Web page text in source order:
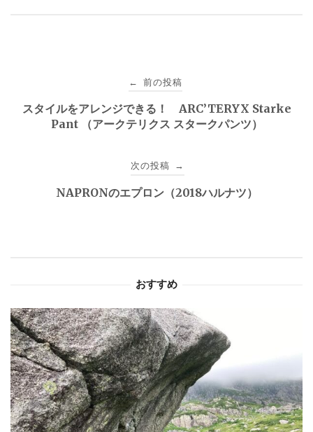
稿
← 前の投稿
スタイルをアレンジできる！ ARC’TERYX Starke
Pant （アークテリクス スタークパンツ）
次の投稿 →
NAPRONのエプロン（2018ハルナツ）
おすすめ